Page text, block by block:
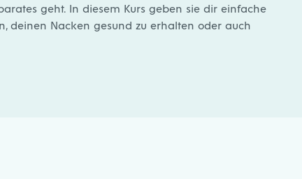
geht. In diesem Kurs geben sie dir einfache
deinen Nacken gesund zu erhalten oder auch